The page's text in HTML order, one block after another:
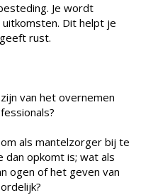
Je wordt
Dit helpt je
rust.
van het overnemen
als mantelzorger bij te
dan opkomt is; wat als
ogen of het geven van